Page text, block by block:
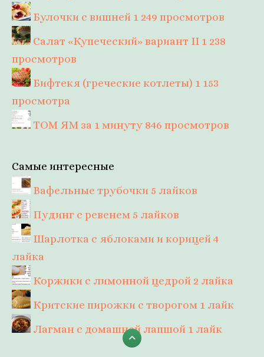
Булочки с вишней 1 249 просмотров
Салат «Купеческий» вариант II 1 238
просмотров
Бифтекя (греческие котлеты) 1 153
просмотра
ТОМ ЯМ за 1 минуту 846 просмотров
Самые интересные
Вафельные трубочки 5 лайков
Пудинг с ревенем 5 лайков
Шарлотка с яблоками и корицей4
лайка
Коржики с лимонной цедрой 2 лайка
Критские пирожки с творогом 1 лайк
Лагман с домашней лапшой 1 лайк